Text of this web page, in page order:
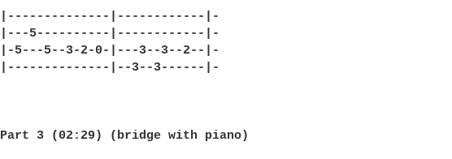
|--------------|------------|-
|---5----------|------------|-
|-5---5--3-2-0-|---3--3--2--|-
|--------------|--3--3------|-
Part 3 (02:29) (bridge with piano)